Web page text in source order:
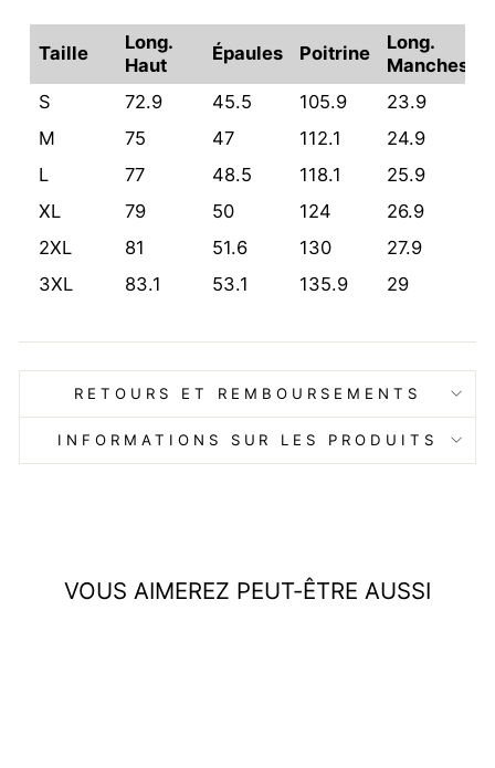
Taille
Long.
Haut
Épaules Poitrine
Long.
Manches
S
72.9 45.5 105.9
23.9
M
75 47 112.1
24.9
L
77 48.5 118.1
25.9
XL
79 50 124
26.9
2XL
81 51.6 130
27.9
3XL
83.1 53.1 135.9 29
RETOURS ET REMBOURSEMENTS
INFORMATIONS SUR LES PRODUITS
VOUS AIMEREZ PEUT-ÊTRE AUSSI